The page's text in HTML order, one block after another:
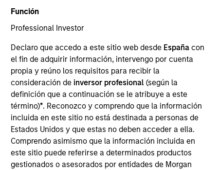
Función
Professional Investor
Declaro que accedo a este sitio web desde España con
el fin de adquirir información, intervengo por cuenta
propia y reúno los requisitos para recibir la
consideración de inversor profesional(según la
definición que a continuación se le atribuye a este
término)*. Reconozco y comprendo que la información
incluida en este sitio no está destinada a personas de
Estados Unidos y que estas no deben acceder a ella.
Comprendo asimismo que la información incluida en
este sitio puede referirse a determinados productos
gestionados o asesorados por entidades de Morgan
YEARS OF INDUSTRY EXPERIENCE
EQUIPO
Atlanta Capital Equity Team
Mr. Reed is a Managing Director and serves as a
portfolio manager for Atlanta Capital's High Quality
Small Cap, High Quality SMID Cap and High Quality
Select Equity portfolios. Prior to joining the firm in
1998, Mr. Reed was a portfolio manager with the
Florida State Board of Administration where he was